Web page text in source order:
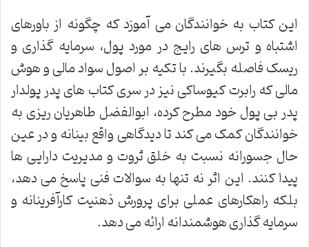
این کتاب به خوانندگان می آموزد که چگونه از باورهای
اشتباه و ترس های رایج در مورد پول، سرمایه گذاری و
ریسک فاصله بگیرند. با تکیه بر اصول سواد مالی و هوش
مالی که رابرت کیوساکی نیز در سری کتاب های پدر پولدار
پدر بی پول خود مطرح کرده، ابوالفضل طاهریان ریزی به
خوانندگان کمک می کند تا دیدگاهی واقع بینانه و در عین
حال جسورانه نسبت به خلق ثروت و مدیریت دارایی ها
پیدا کنند. این اثر نه تنها به سوالات فنی پاسخ می دهد،
بلکه راهکارهای عملی برای پرورش ذهنیت کارآفرینانه و
سرمایه گذاری هوشمندانه ارائه می دهد.